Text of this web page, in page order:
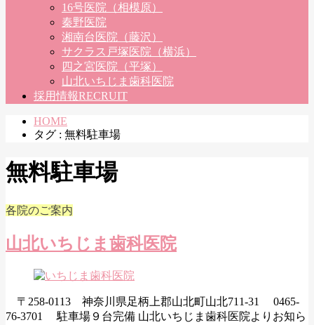
16号医院（相模原）
秦野医院
湘南台医院（藤沢）
サクラス戸塚医院（横浜）
四之宮医院（平塚）
山北いちじま歯科医院
採用情報RECRUIT
HOME
タグ : 無料駐車場
無料駐車場
各院のご案内
山北いちじま歯科医院
〒258-0113 神奈川県足柄上郡山北町山北711-31 0465-
76-3701 駐車場９台完備 山北いちじま歯科医院よりお知ら